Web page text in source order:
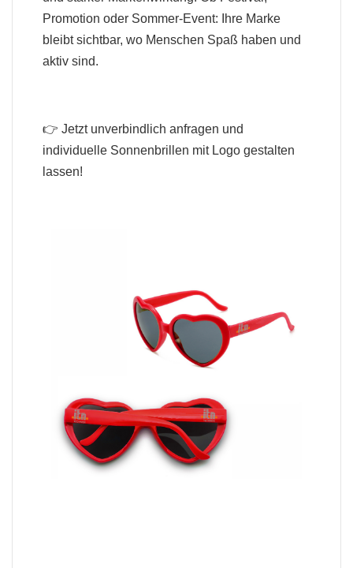
Promotion oder Sommer-Event: Ihre Marke
bleibt sichtbar, wo Menschen Spaß haben und
aktiv sind.
👉 Jetzt unverbindlich anfragen und
individuelle Sonnenbrillen mit Logo gestalten
lassen!